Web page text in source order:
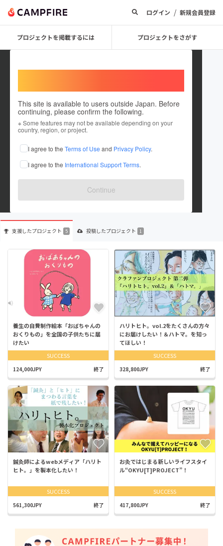
ログイン / 新規会員登録
プロジェクトを掲載するには プロジェクトをさがす
This site is available to users outside Japan. Before
continuing, please confirm the following.
※ Some features may not be available depending on your
country, region, or project.
I agree to the Terms of Use and Privacy Policy.
I agree to the International Support Terms.
Continue
Soudai Kawashima
これまでに5回支援して1件のプロジェクトを投稿しています
在住国：日本 現在地：京都府
出身国：日本 出身地：大阪府
支援したプロジェクト 5 投稿したプロジェクト 1
養生の自費制作絵本「おばちゃんの
おくりもの」を全国の子供たちに届
けたい
SUCCESS
124,000JPY 終了
ハリトヒト。vol.2をたくさんの方々
にお届けしたい！＆ハトマ。を知っ
てほしい！
SUCCESS
328,800JPY 終了
鍼灸師によるwebメディア「ハリト
ヒト。」を製本化したい！
SUCCESS
561,300JPY 終了
お灸ではじまる新しいライフスタイ
ル“OKYU[T]PROJECT”！
SUCCESS
417,800JPY 終了